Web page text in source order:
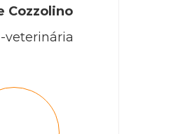
Cozzolino
veterinária